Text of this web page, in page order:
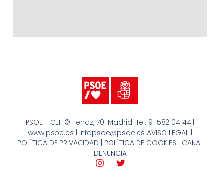
PSOE - CEF © Ferraz, 70. Madrid. Tel. 91 582 04 44 |
www.psoe.es | infopsoe@psoe.es AVISO LEGAL |
POLÍTICA DE PRIVACIDAD | POLÍTICA DE COOKIES | CANAL
DENUNCIA